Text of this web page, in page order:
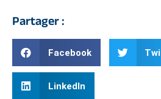
Partager :
Facebook
LinkedIn